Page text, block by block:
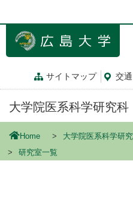
ン
サイトマップ 交通
大学院医系科学研究科
Home 大学院医系科学研
研究室一覧